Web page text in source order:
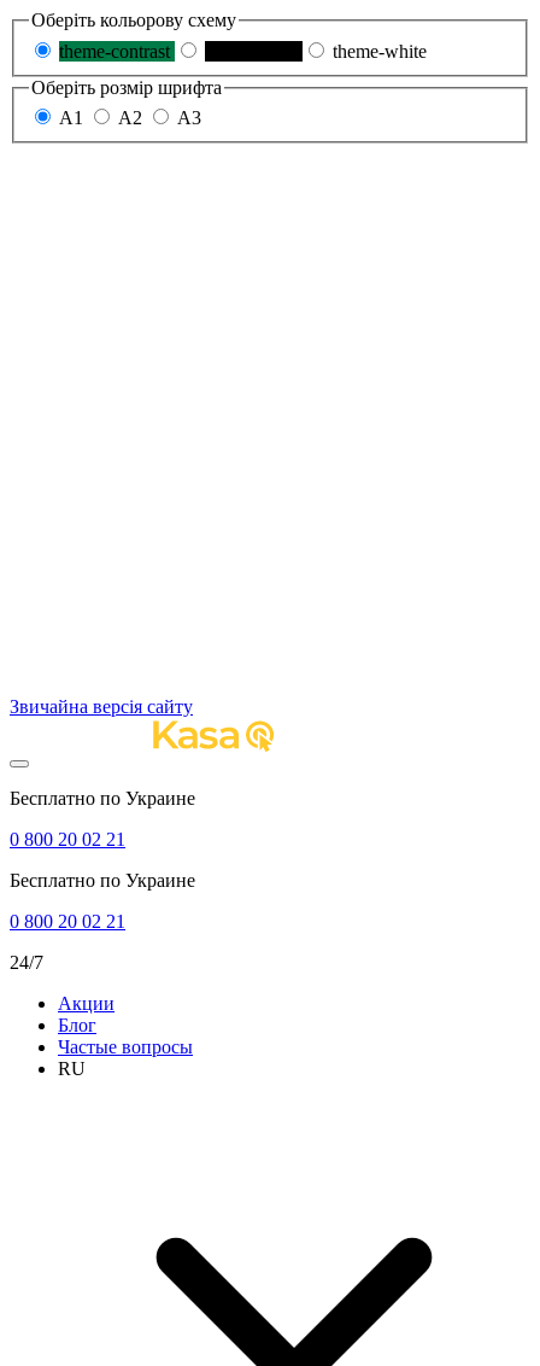
Оберіть кольорову схему
theme-contrast
theme-white
Оберіть розмір шрифта
A1
A2 A3
Звичайна версія сайту
Бесплатно по Украине
0 800 20 02 21
Бесплатно по Украине
0 800 20 02 21
24/7
Акции
Блог
Частые вопросы
RU